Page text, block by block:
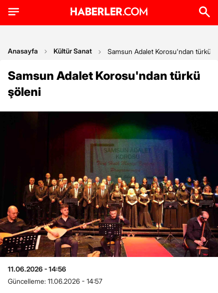
Anasayfa Kültür Sanat Samsun Adalet Korosu'ndan türkü
Samsun Adalet Korosu'ndan türkü
şöleni
11.06.2026 - 14:56
Güncelleme: 11.06.2026 - 14:57